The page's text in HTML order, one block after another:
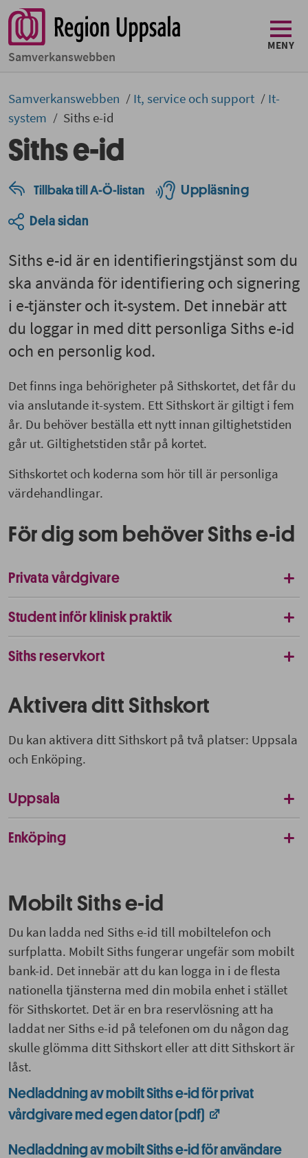
Samverkans­­webben
MENY
Samverkans­­­webben It, service och support
It-
system
Siths e-id
Siths e-id
Tillbaka till A-Ö-listan Uppläsning
Dela sidan
Siths e-id är en identifieringstjänst som du
ska använda för identifiering och signering
i e-tjänster och it-system. Det innebär att
du loggar in med ditt personliga Siths e-id
och en personlig kod.
Det finns inga behörigheter på Sithskortet, det får du
via anslutande it-system. Ett Sithskort är giltigt i fem
år. Du behöver beställa ett nytt innan giltighetstiden
går ut. Giltighetstiden står på kortet.
Sithskortet och koderna som hör till är personliga
värdehandlingar.
För dig som behöver Siths e-id
Privata vårdgivare
Student inför klinisk praktik
Siths reservkort
Aktivera ditt Sithskort
Du kan aktivera ditt Sithskort på två platser: Uppsala
och Enköping.
Uppsala
Enköping
Mobilt Siths e-id
Du kan ladda ned Siths e-id till mobiltelefon och
surfplatta. Mobilt Siths fungerar ungefär som mobilt
bank-id. Det innebär att du kan logga in i de flesta
nationella tjänsterna med din mobila enhet i stället
för Sithskortet. Det är en bra reservlösning att ha
laddat ner Siths e-id på telefonen om du någon dag
skulle glömma ditt Sithskort eller att ditt Sithskort är
låst.
Nedladdning av mobilt Siths e-id för privat
vårdgivare med egen dator (pdf)
Nedladdning av mobilt Siths e-id för användare